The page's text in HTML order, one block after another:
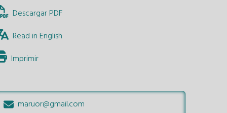
Descargar PDF
Read in English
Imprimir
maruor@gmail.com